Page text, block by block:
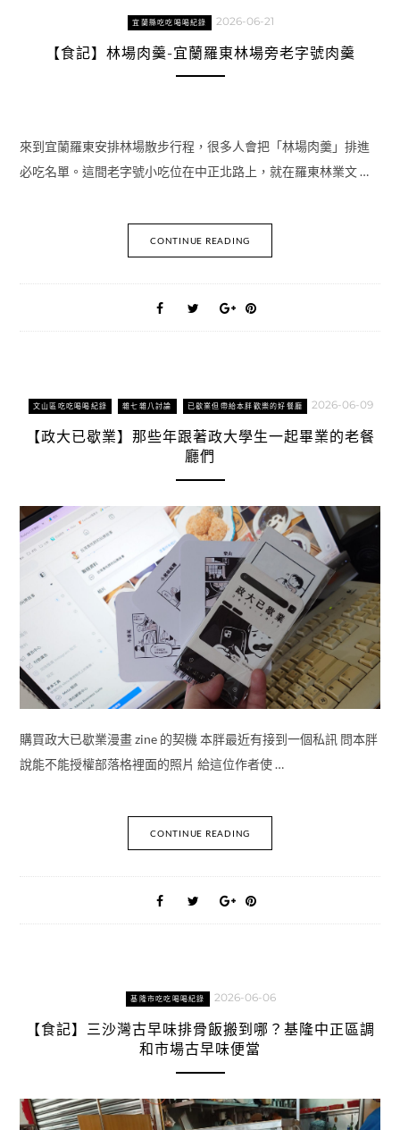
宜蘭縣吃吃喝喝紀錄 2026-06-21
【食記】林場肉羹-宜蘭羅東林場旁老字號肉羹
來到宜蘭羅東安排林場散步行程，很多人會把「林場肉羹」排進
必吃名單。這間老字號小吃位在中正北路上，就在羅東林業文 …
CONTINUE READING
文山區吃吃喝喝紀錄 雜七雜八討論 已歇業但帶給本胖歡樂的好餐廳 2026-06-09
【政大已歇業】那些年跟著政大學生一起畢業的老餐
廳們
購買政大已歇業漫畫 zine 的契機 本胖最近有接到一個私訊 問本胖
說能不能授權部落格裡面的照片 給這位作者使 …
CONTINUE READING
基隆市吃吃喝喝紀錄 2026-06-06
【食記】三沙灣古早味排骨飯搬到哪？基隆中正區調
和市場古早味便當